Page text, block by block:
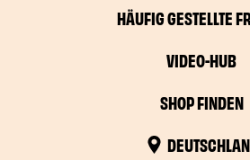
HÄUFIG GESTELLTE
VIDEO-HUB
SHOP FINDEN